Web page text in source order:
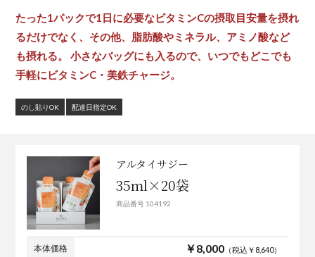
たった1パックで1日に必要なビタミンCの摂取目安量を摂れ
るだけでなく、その他、脂肪酸やミネラル、アミノ酸など
も摂れる。 小さなバッグにも入るので、いつでもどこでも
手軽にビタミンC・美鉄チャージ。
のし貼りOK 配達日指定OK
アルタイサジー
35ml×20袋
商品番号 104192
本体価格 ￥8,000（税込￥8,640）